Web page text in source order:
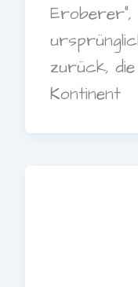
zurück,
Kontinent